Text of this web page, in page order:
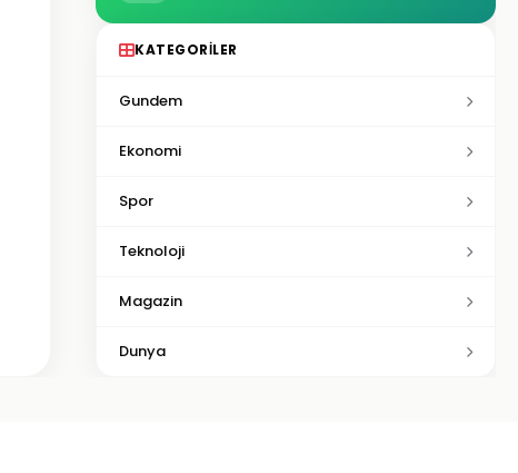
KATEGORILER
Gundem
Ekonomi
Spor
Teknoloji
Magazin
Dunya